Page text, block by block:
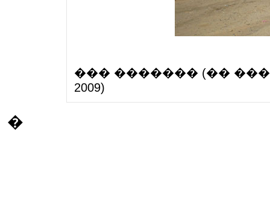
��� ������� (��
2009)
�